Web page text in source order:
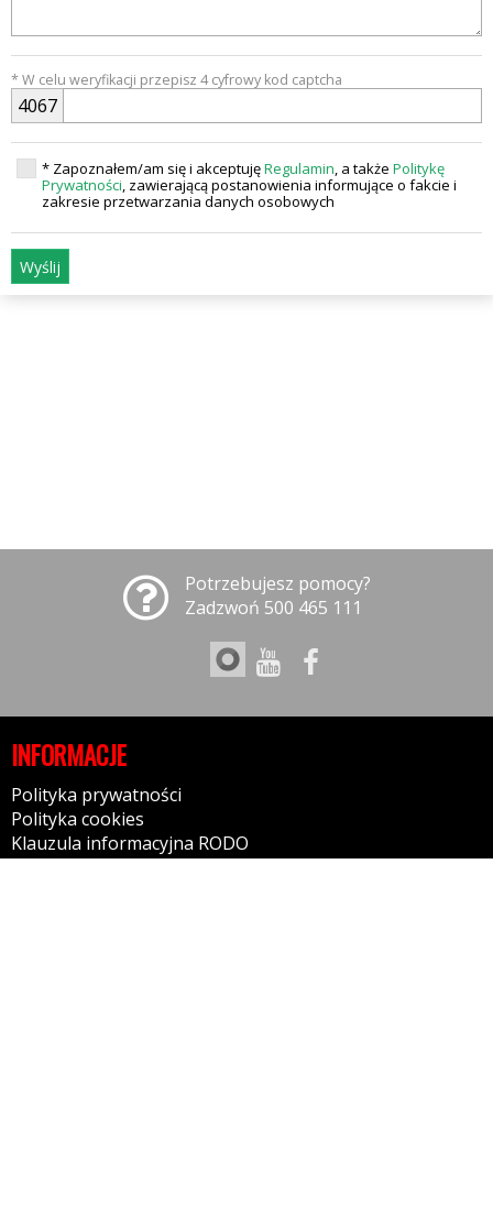
* W celu weryfikacji przepisz 4 cyfrowy kod captcha
4067
* Zapoznałem/am się i akceptujęRegulamin, a także Politykę
Prywatności, zawierającą postanowienia informujące o fakcie i
zakresie przetwarzania danych osobowych
Wyślij
Potrzebujesz pomocy?
Zadzwoń 500 465 111
INFORMACJE
Polityka prywatności
Polityka cookies
Klauzula informacyjna RODO
Reklamacje